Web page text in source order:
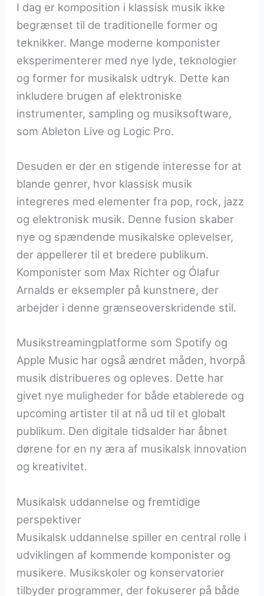
I dag er komposition i klassisk musik ikke
begrænset til de traditionelle former og
teknikker. Mange moderne komponister
eksperimenterer med nye lyde, teknologier
og former for musikalsk udtryk. Dette kan
inkludere brugen af elektroniske
instrumenter, sampling og musiksoftware,
som Ableton Live og Logic Pro.
Desuden er der en stigende interesse for at
blande genrer, hvor klassisk musik
integreres med elementer fra pop, rock, jazz
og elektronisk musik. Denne fusion skaber
nye og spændende musikalske oplevelser,
der appellerer til et bredere publikum.
Komponister som Max Richter og Ólafur
Arnalds er eksempler på kunstnere, der
arbejder i denne grænseoverskridende stil.
Musikstreamingplatforme som Spotify og
Apple Music har også ændret måden, hvorpå
musik distribueres og opleves. Dette har
givet nye muligheder for både etablerede og
upcoming artister til at nå ud til et globalt
publikum. Den digitale tidsalder har åbnet
dørene for en ny æra af musikalsk innovation
og kreativitet.
Musikalsk uddannelse og fremtidige
perspektiver
Musikalsk uddannelse spiller en central rolle i
udviklingen af kommende komponister og
musikere. Musikskoler og konservatorier
tilbyder programmer, der fokuserer på både